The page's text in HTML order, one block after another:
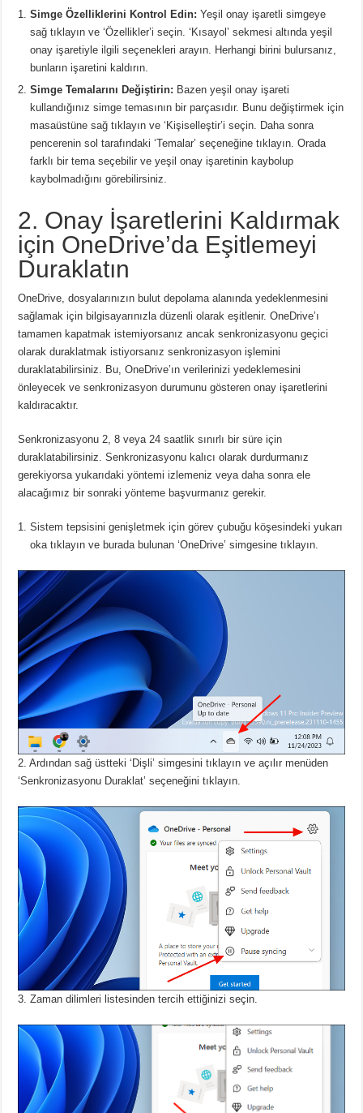
Simge Özelliklerini Kontrol Edin: Yeşil onay işaretli simgeye
sağ tıklayın ve ‘Özellikler’i seçin.‘Kısayol’ sekmesi altında yeşil
onay işaretiyle ilgili seçenekleri arayın. Herhangi birini bulursanız,
bunların işaretini kaldırın.
Simge Temalarını Değiştirin: Bazen yeşil onay işareti
kullandığınız simge temasının bir parçasıdır. Bunu değiştirmek için
masaüstüne sağ tıklayın ve ‘Kişiselleştir’i seçin. Daha sonra
pencerenin sol tarafındaki ‘Temalar’ seçeneğine tıklayın.Orada
farklı bir tema seçebilir ve yeşil onay işaretinin kaybolup
kaybolmadığını görebilirsiniz.
2. Onay İşaretlerini Kaldırmak
için OneDrive’da Eşitlemeyi
Duraklatın
OneDrive, dosyalarınızın bulut depolama alanında yedeklenmesini
sağlamak için bilgisayarınızla düzenli olarak eşitlenir.OneDrive’ı
tamamen kapatmak istemiyorsanız ancak senkronizasyonu geçici
olarak duraklatmak istiyorsanız senkronizasyon işlemini
duraklatabilirsiniz. Bu, OneDrive’ın verilerinizi yedeklemesini
önleyecek ve senkronizasyon durumunu gösteren onay işaretlerini
kaldıracaktır.
Senkronizasyonu 2, 8 veya 24 saatlik sınırlı bir süre için
duraklatabilirsiniz.Senkronizasyonu kalıcı olarak durdurmanız
gerekiyorsa yukarıdaki yöntemi izlemeniz veya daha sonra ele
alacağımız bir sonraki yönteme başvurmanız gerekir.
Sistem tepsisini genişletmek için görev çubuğu köşesindeki yukarı
oka tıklayın ve burada bulunan ‘OneDrive’ simgesine tıklayın.
2. Ardından sağ üstteki ‘Dişli’ simgesini tıklayın ve açılır menüden
‘Senkronizasyonu Duraklat’ seçeneğini tıklayın.
Zaman dilimleri listesinden tercih ettiğinizi seçin.